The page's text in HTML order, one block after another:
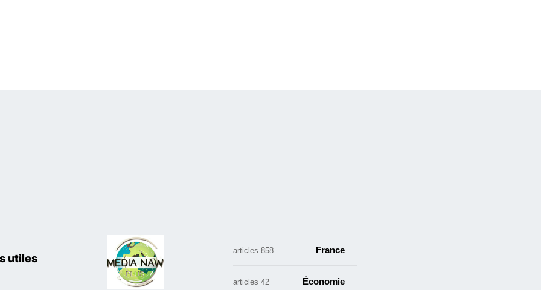
France
858 articles
Économie
42 articles
utiles